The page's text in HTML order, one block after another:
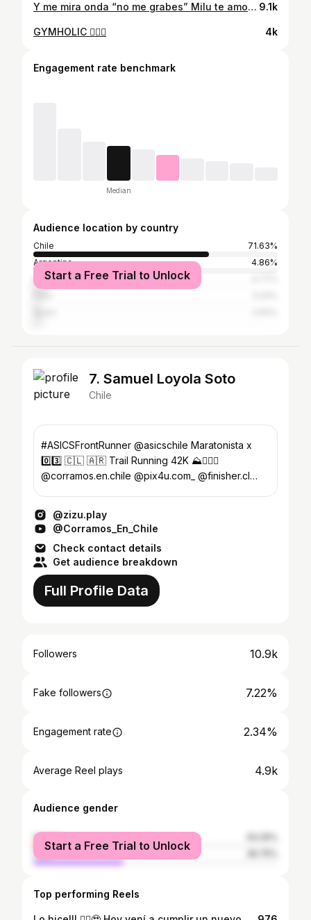
Y me mira onda “no me grabes” Milu te amo aunque peleemos todo el día 💗 #humor #gatos #miau 9.1k
GYMHOLIC 🧚🏻‍♀️ 4k
Engagement rate benchmark
Median
Audience location by country
Chile
71.63%
Argentina
4.86%
Mexico
Start a Free Trial to Unlock
7. Samuel Loyola Soto
Chile
#ASICSFrontRunner @asicschile Maratonista x
0️⃣3️⃣ 🇨🇱 🇦🇷 Trail Running 42K ⛰️🏃🏻‍♂️
@corramos.en.chile @pix4u.com_ @finisher.cl
@zizu.play
@Corramos_En_Chile
Check contact details
Get audience breakdown
Full Profile Data
Followers 10.9k
Fake followers 7.22%
Engagement rate 2.34%
Average Reel plays 4.9k
Audience gender
female
male
Start a Free Trial to Unlock
Top performing Reels